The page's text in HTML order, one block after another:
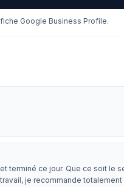
Google Business Profile.
terminé ce jour. Que ce soit le
je recommande